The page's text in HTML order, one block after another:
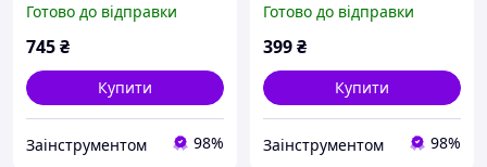
10504196
Готово до відправки
745₴
Купити
Заінструментом 98%
10504173
Готово до відправки
399₴
Купити
Заінструментом 98%